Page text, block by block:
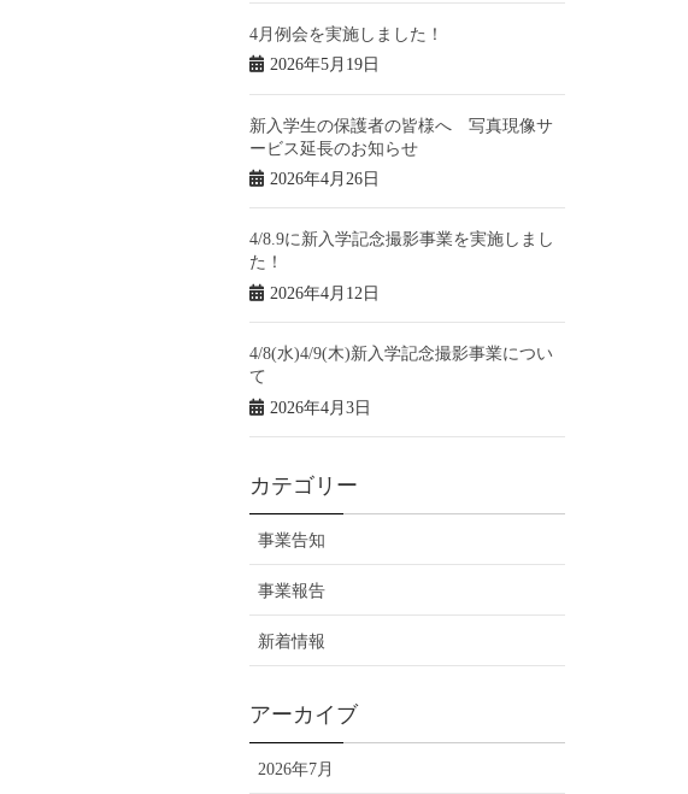
4月例会を実施しました！
2026年5月19日
新入学生の保護者の皆様へ 写真現像サ
ービス延長のお知らせ
2026年4月26日
4/8.9に新入学記念撮影事業を実施しまし
た！
2026年4月12日
4/8(水)4/9(木)新入学記念撮影事業につい
て
2026年4月3日
カテゴリー
事業告知
事業報告
新着情報
アーカイブ
2026年7月